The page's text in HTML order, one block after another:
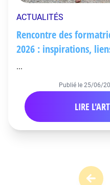
ACTUALITÉS
Rencontre des
2026 : inspirations,
...
Publié le 25/06/
LIRE